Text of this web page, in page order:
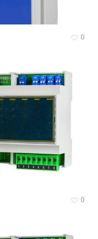
0
0